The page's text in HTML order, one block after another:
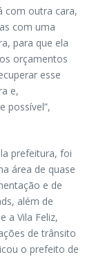
com outra cara,
com uma
para que ela
orçamentos
esse
e,
possível”,
prefeitura, foi
área de quase
e de
além de
a Vila Feliz,
de trânsito
o prefeito de